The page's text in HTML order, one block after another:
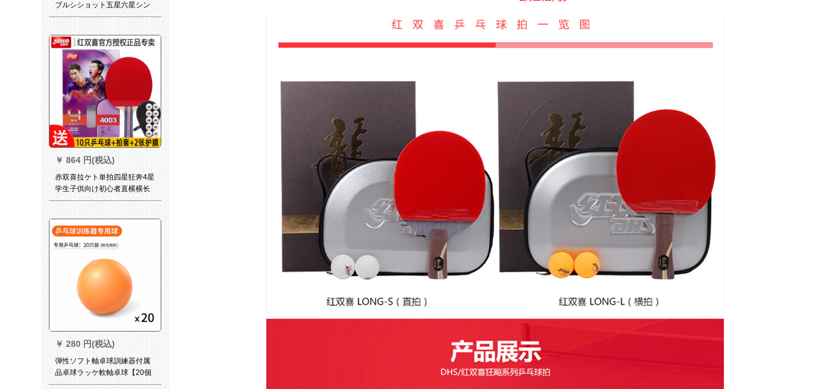
ブルシショット五星六星シン
グルス攻撃用シーベルトの直
本セイト/短柄直筆13本のボア
をプロシュートします。
￥ 864 円(税込)
赤双喜拉ケト単拍四星狂奔4星
学生子供向け初心者直横横长
ゴム兵パン完成品拍R 4003横
+セット+2膜
￥ 280 円(税込)
弾性ソフト軸卓球訓練器付属
品卓球ラッケ軟軸卓球【20個
入り】